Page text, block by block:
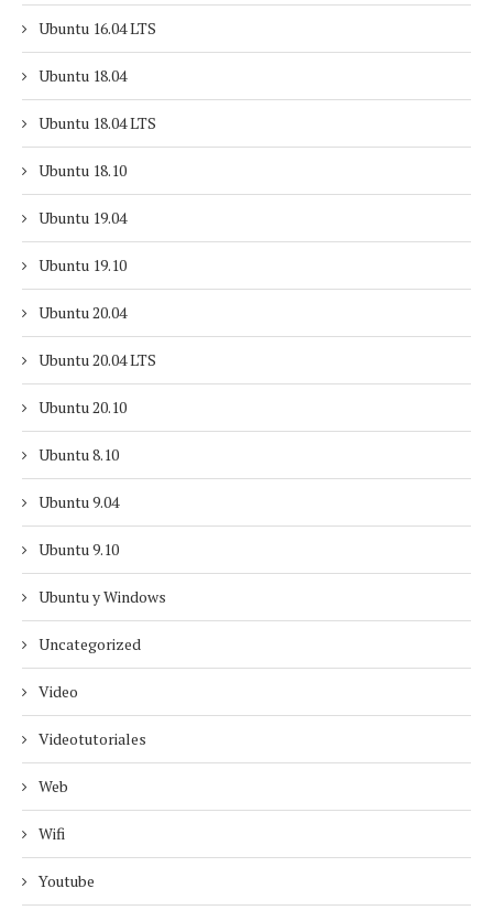
Ubuntu 16.04 LTS
Ubuntu 18.04
Ubuntu 18.04 LTS
Ubuntu 18.10
Ubuntu 19.04
Ubuntu 19.10
Ubuntu 20.04
Ubuntu 20.04 LTS
Ubuntu 20.10
Ubuntu 8.10
Ubuntu 9.04
Ubuntu 9.10
Ubuntu y Windows
Uncategorized
Video
Videotutoriales
Web
Wifi
Youtube